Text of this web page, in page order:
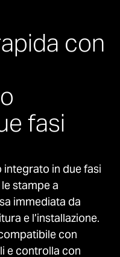
con
fasi
in due fasi
stampe a
immediata da
e l’installazione.
con
e controlla con